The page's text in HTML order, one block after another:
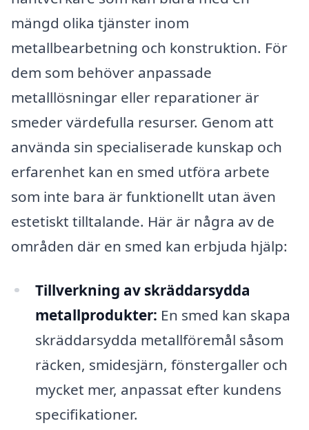
mängd olika tjänster inom
metallbearbetning och konstruktion. För
dem som behöver anpassade
metalllösningar eller reparationer är
smeder värdefulla resurser. Genom att
använda sin specialiserade kunskap och
erfarenhet kan en smed utföra arbete
som inte bara är funktionellt utan även
estetiskt tilltalande. Här är några av de
områden där en smed kan erbjuda hjälp:
Tillverkning av skräddarsydda
metallprodukter: En smed kan skapa
skräddarsydda metallföremål såsom
räcken, smidesjärn, fönstergaller och
mycket mer, anpassat efter kundens
specifikationer.